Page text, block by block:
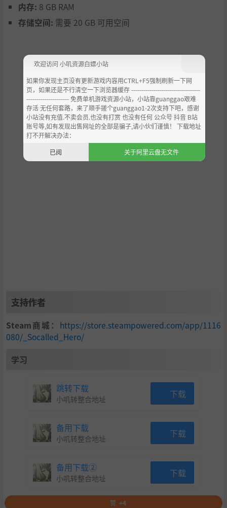
战斗中加入武侠特色：
1.【让招】让你一招又何妨，就是如此嚣张！
2.【运气合击】输送真气给一人，合力发出一击，威力瞬间
加N倍！
作为大侠的我，总要一把称手的兵刃吧！
嘿，这可有多种方法，获取你的兵刃了。
1.打斗，缴获别人的兵刃。
3.折根树枝，抓条鱼，都可以当武器嘛，就看你怎么用了！
内存: 8 GB RAM
存储空间: 需要 20 GB 可用空间
支持作者
Steam商城： https://store.steampowered.com/app/1116
080/_Socalled_Hero/
学习
跳转下载
小叽转整合地址 下载
备用下载
小叽转整合地址 下载
备用下载②
小叽转整合地址 下载
赞 +4
欢迎访问 小叽资源白嫖小站
如果你发现主页没有更新游戏内容用CTRL+F5强制刷新一下网
页，如果还是不行清空一下浏览器缓存 ----------------------------------
--------------------- 免费单机游戏资源小站，小站靠guanggao艰难
存活 无任何套路，来了顺手搓个guanggao1-2次支持下吧，感谢
小站没有充值.不卖会员.也没有打赏 也没有任何 公众号 抖音 B站
账号等,如有发现出售网址的全部是骗子,请小伙们谨慎！ 下载地址
打不开解决办法：
已阅
关于阿里云盘无文件